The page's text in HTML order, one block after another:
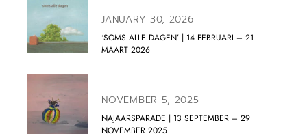
JANUARY 30, 2026
‘SOMS ALLE DAGEN’ | 14 FEBRUARI – 21
MAART 2026
NOVEMBER 5, 2025
NAJAARSPARADE | 13 SEPTEMBER – 29
NOVEMBER 2025